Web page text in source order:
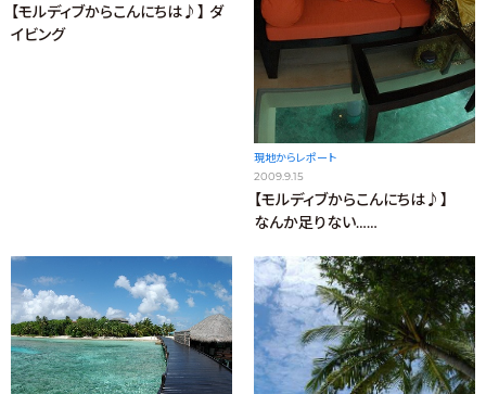
【モルディブからこんにちは♪】 ダ
イビング
現地からレポート
2009.9.15
【モルディブからこんにちは♪】
なんか足りない……